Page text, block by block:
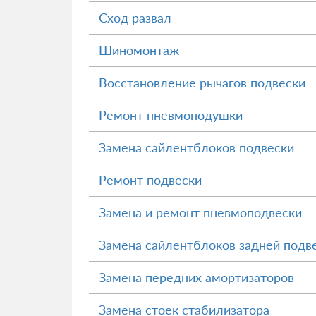
Сход развал
Шиномонтаж
Восстановление рычагов подвески
Ремонт пневмоподушки
Замена сайлентблоков подвески
Ремонт подвески
Замена и ремонт пневмоподвески
Замена сайлентблоков задней
Замена передних амортизаторов
Замена стоек стабилизатора